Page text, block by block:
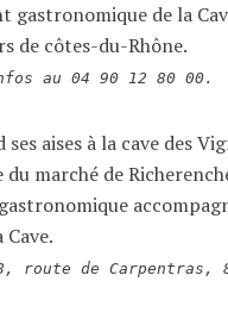
gastronomique de la
de côtes-du-Rhône.
au 04 90 12 80 00.
ses aises à la cave des
marché de
route de Carpentras,